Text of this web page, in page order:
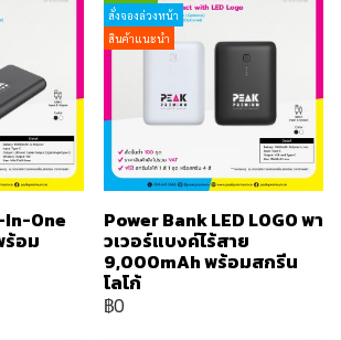
One
ร้อม
สั่งจองล่วงหน้า
สินค้าแนะนำ
Power Bank LED LOGO พา
วเวอร์แบงค์ไร้สาย
9,000mAh พร้อมสกรีน
โลโก้
฿0